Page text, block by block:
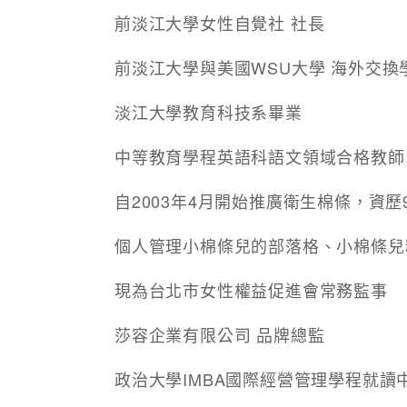
前淡江大學女性自覺社 社長
前淡江大學與美國WSU大學 海外交換
淡江大學教育科技系畢業
中等教育學程英語科語文領域合格教師
自2003年4月開始推廣衛生棉條，資歷
個人管理小棉條兒的部落格、小棉條
現為台北市女性權益促進會常務監事
莎容企業有限公司 品牌總監
政治大學IMBA國際經營管理學程就讀